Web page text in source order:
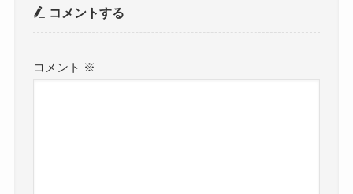
コメントする
コメント ※